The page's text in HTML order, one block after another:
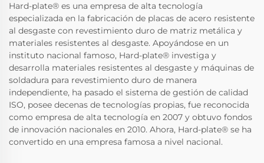
Hard-plate® es una empresa de alta tecnología
especializada en la fabricación de placas de acero resistente
al desgaste con revestimiento duro de matriz metálica y
materiales resistentes al desgaste. Apoyándose en un
instituto nacional famoso, Hard-plate® investiga y
desarrolla materiales resistentes al desgaste y máquinas de
soldadura para revestimiento duro de manera
independiente, ha pasado el sistema de gestión de calidad
ISO, posee decenas de tecnologías propias, fue reconocida
como empresa de alta tecnología en 2007 y obtuvo fondos
de innovación nacionales en 2010. Ahora, Hard-plate® se ha
convertido en una empresa famosa a nivel nacional.